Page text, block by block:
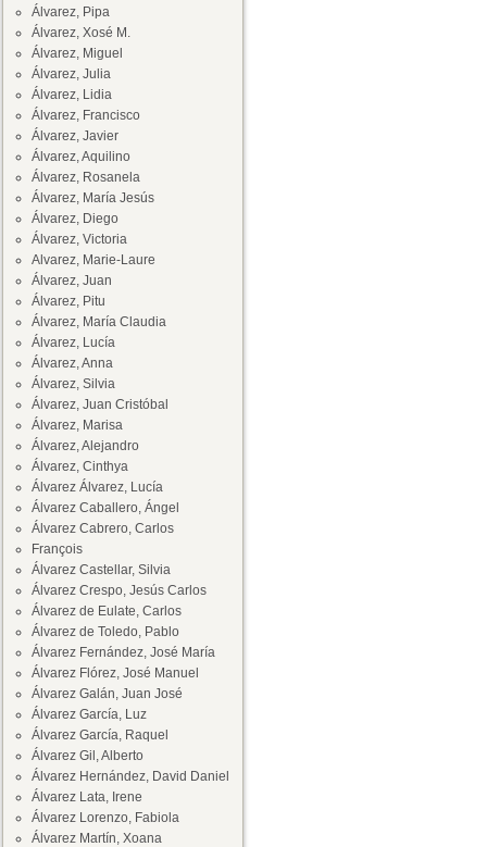
Álvarez, Pipa
Álvarez, Xosé M.
Álvarez, Miguel
Álvarez, Julia
Álvarez, Lidia
Álvarez, Francisco
Álvarez, Javier
Álvarez, Aquilino
Álvarez, Rosanela
Álvarez, María Jesús
Álvarez, Diego
Álvarez, Victoria
Alvarez, Marie-Laure
Álvarez, Juan
Álvarez, Pitu
Álvarez, María Claudia
Álvarez, Lucía
Álvarez, Anna
Álvarez, Silvia
Álvarez, Juan Cristóbal
Álvarez, Marisa
Álvarez, Alejandro
Álvarez, Cinthya
Álvarez Álvarez, Lucía
Álvarez Caballero, Ángel
Álvarez Cabrero, Carlos
François
Álvarez Castellar, Silvia
Álvarez Crespo, Jesús Carlos
Álvarez de Eulate, Carlos
Álvarez de Toledo, Pablo
Álvarez Fernández, José María
Álvarez Flórez, José Manuel
Álvarez Galán, Juan José
Álvarez García, Luz
Álvarez García, Raquel
Álvarez Gil, Alberto
Álvarez Hernández, David Daniel
Álvarez Lata, Irene
Álvarez Lorenzo, Fabiola
Álvarez Martín, Xoana